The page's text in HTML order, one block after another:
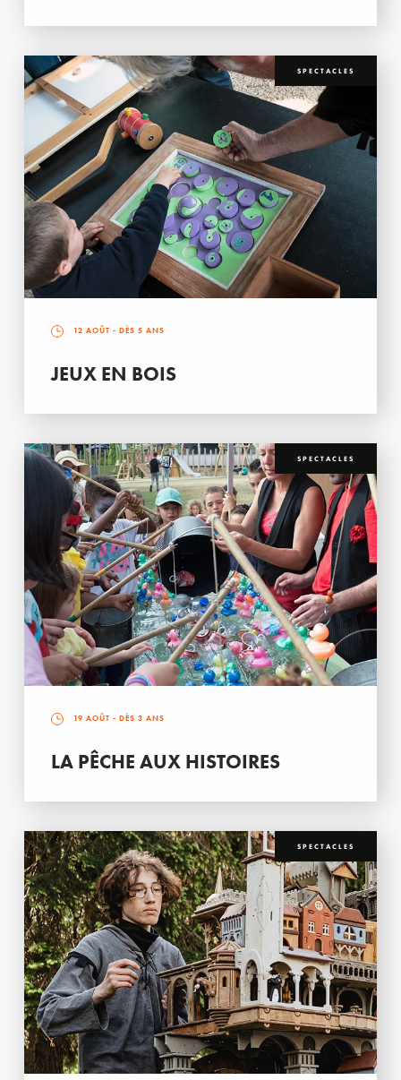
SPECTACLES
12 AOÛT - DÈS 5 ANS
JEUX EN BOIS
SPECTACLES
19 AOÛT - DÈS 3 ANS
LA PÊCHE AUX HISTOIRES
SPECTACLES